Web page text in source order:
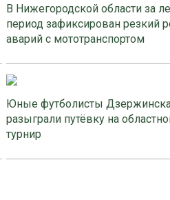
В Нижегородской области за
период зафиксирован резкий
аварий с мототранспортом
Юные футболисты
разыграли путёвку на
турнир